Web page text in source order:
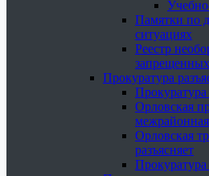
Памятки по
ситуациях
Реестр
Прокуратура
Прокуратура
Орловская
межрайонная
Орловская
разъясняет